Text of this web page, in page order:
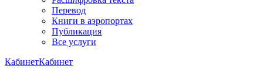
Перевод
Книги в аэропортах
Публикация
Все услуги
КабинетКабинет